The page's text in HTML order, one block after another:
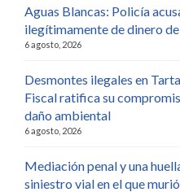
Aguas Blancas: Policía
ilegítimamente de dinero
6 agosto, 2026
Desmontes ilegales en
Fiscal ratifica su
daño ambiental
6 agosto, 2026
Mediación penal y una
siniestro vial en el que